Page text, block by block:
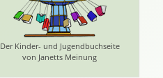
Der Kinder- und Jugendbuchseite
von Janetts Meinung